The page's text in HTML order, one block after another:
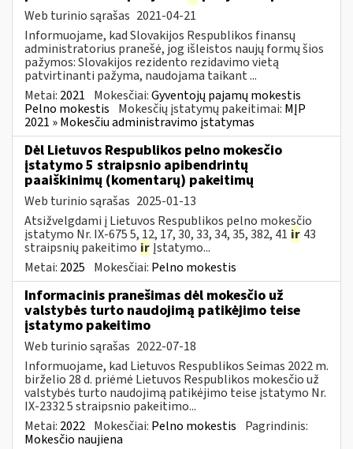
Web turinio sąrašas 2021-04-21
Informuojame, kad Slovakijos Respublikos finansų
administratorius pranešė, jog išleistos naujų formų šios
pažymos: Slovakijos rezidento rezidavimo vietą
patvirtinanti pažyma, naudojama taikant ...
Metai: 2021 Mokesčiai:Gyventojų pajamų mokestis
Pelno mokestis Mokesčių įstatymų pakeitimai: MĮP
2021 » Mokesčiu administravimo įstatymas
Dėl Lietuvos Respublikos pelno mokesčio
įstatymo 5 straipsnio apibendrintų
paaiškinimų (komentarų) pakeitimų
Web turinio sąrašas 2025-01-13
Atsižvelgdami į Lietuvos Respublikos pelno mokesčio
įstatymo Nr. IX-675 5, 12, 17, 30, 33, 34, 35, 382, 41 ir 43
straipsnių pakeitimo ir Įstatymo...
Metai: 2025 Mokesčiai: Pelno mokestis
Informacinis pranešimas dėl mokesčio už
valstybės turto naudojimą patikėjimo teise
įstatymo pakeitimo
Web turinio sąrašas 2022-07-18
Informuojame, kad Lietuvos Respublikos Seimas 2022 m.
birželio 28 d. priėmė Lietuvos Respublikos mokesčio už
valstybės turto naudojimą patikėjimo teise įstatymo Nr.
IX-2332 5 straipsnio pakeitimo...
Metai: 2022 Mokesčiai: Pelno mokestis Pagrindinis:
Mokesčio naujiena